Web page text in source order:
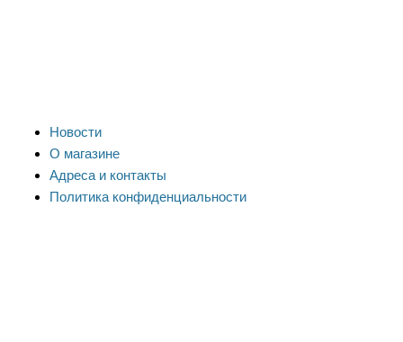
Новости
О магазине
Адреса и контакты
Политика конфиденциальности